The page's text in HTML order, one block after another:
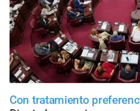
Con tratamiento